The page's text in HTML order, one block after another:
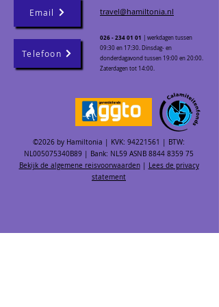
Email
Telefoon
travel@hamiltonia.nl
026 - 234 01 01 | werkdagen tussen
09:30 en 17:30. Dinsdag- en
donderdagavond tussen 19:00 en 20:00.
Zaterdagen tot 14:00.
©2026 by Hamiltonia | KVK: 94221561 | BTW:
NL005075340B89 | Bank: NL59 ASNB 8844 8359 75
Bekijk de algemene reisvoorwaarden| Lees de privacy
statement